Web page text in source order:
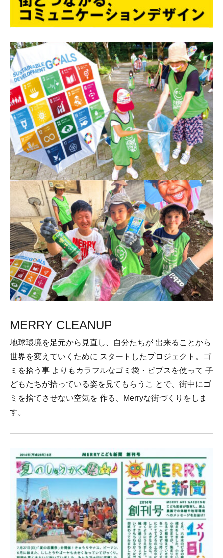
MERRY CLEANUP
地球環境を足元から見直し、自分たちが 出来ることから
世界を変えていくために スタートしたプロジェクト。ゴ
ミを拾う事 よりもカラフルなゴミ袋・ビブスを使って 子
どもたちが拾っている姿を見てもらうこ とで、街中にゴ
ミを捨てさせない空気を 作る、Merryな街づくりをしま
す。